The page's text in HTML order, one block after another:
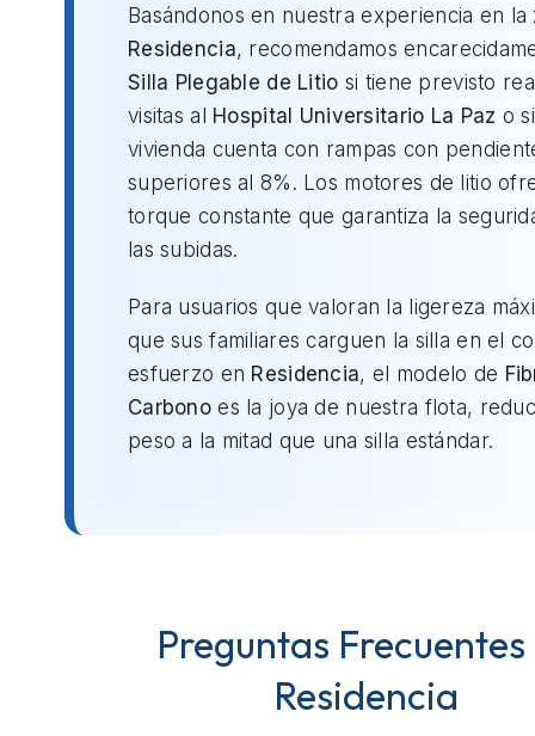
Basándonos en nuestra experiencia en la
Residencia, recomendamos
Silla Plegable de Litio si tiene previsto
visitas al Hospital Universitario La Paz o
vivienda cuenta con rampas con
superiores al 8%. Los motores de litio
torque constante que garantiza la
las subidas.
Para usuarios que valoran la ligereza
que sus familiares carguen la silla en el
esfuerzo en Residencia, el modelo de
Carbono es la joya de nuestra flota,
peso a la mitad que una silla estándar.
Preguntas Frecuentes
Residencia